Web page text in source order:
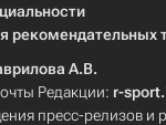
рекомендательных
А.В.
Редакции: r-
пресс-релизов и